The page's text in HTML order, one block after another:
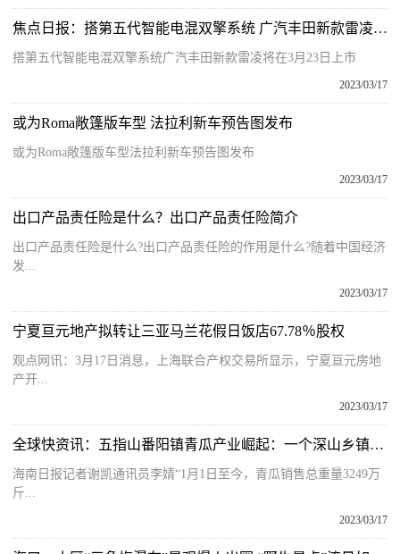
焦点日报：搭第五代智能电混双擎系统 广汽丰田新款雷凌将在3月23日上市
搭第五代智能电混双擎系统广汽丰田新款雷凌将在3月23日上市
2023/03/17
或为Roma敞篷版车型 法拉利新车预告图发布
或为Roma敞篷版车型法拉利新车预告图发布
2023/03/17
出口产品责任险是什么？出口产品责任险简介
出口产品责任险是什么?出口产品责任险的作用是什么?随着中国经济
发...
2023/03/17
宁夏亘元地产拟转让三亚马兰花假日饭店67.78％股权
观点网讯：3月17日消息，上海联合产权交易所显示，宁夏亘元房地
产开...
2023/03/17
全球快资讯：五指山番阳镇青瓜产业崛起：一个深山乡镇的特色产业之路
海南日报记者谢凯通讯员李婧“1月1日至今，青瓜销售总重量3249万
斤...
2023/03/17